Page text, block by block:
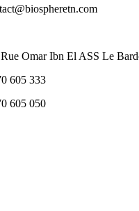
Omar Ibn El ASS Le
605 333
605 050